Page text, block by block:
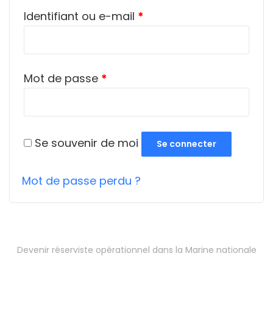
Identifiant ou e-mail *
Mot de passe *
Se souvenir de moi Se connecter
Mot de passe perdu ?
Devenir réserviste opérationnel dans la Marine nationale